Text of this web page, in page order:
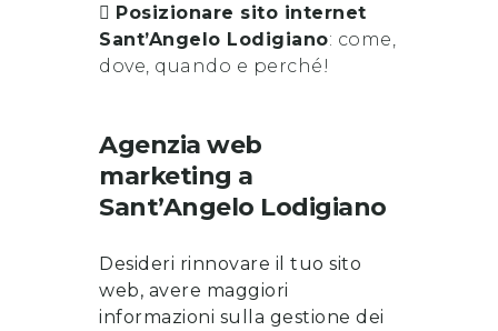
Posizionare sito internet
Sant’Angelo Lodigiano: come,
dove, quando e perché!
Agenzia web
marketing a
Sant’Angelo Lodigiano
Desideri rinnovare il tuo sito
web, avere maggiori
informazioni sulla gestione dei